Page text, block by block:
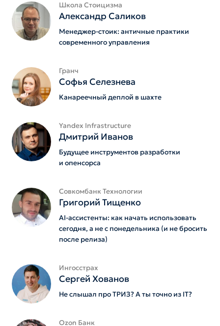
Школа Стоицизма
Александр Саликов
Менеджер-стоик: античные практики
современного управления
Гранч
Софья Селезнева
Канареечный деплой в шахте
Yandex Infrastructure
Дмитрий Иванов
Будущее инструментов разработки
и опенсорса
Совкомбанк Технологии
Григорий Тищенко
AI-ассистенты: как начать использовать
сегодня, а не с понедельника (и не бросить
после релиза)
Ингосстрах
Сергей Хованов
Не слышал про ТРИЗ? А ты точно из IT?
Ozon Банк